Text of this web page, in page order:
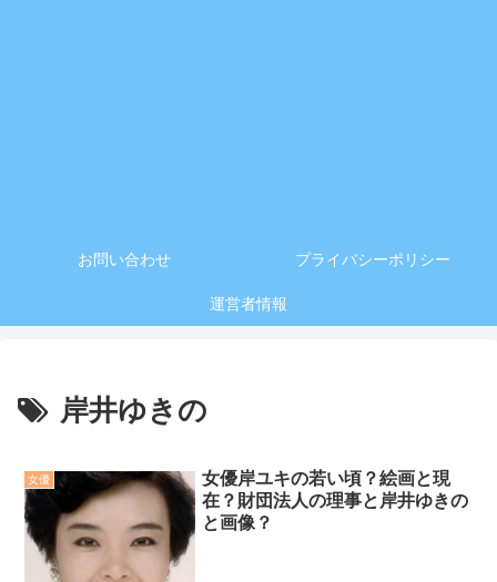
お問い合わせ プライバシーポリシー
運営者情報
岸井ゆきの
女優
女優岸ユキの若い頃？絵画と現
在？財団法人の理事と岸井ゆきの
と画像？